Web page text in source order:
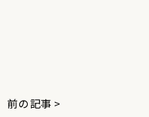
前の記事 >